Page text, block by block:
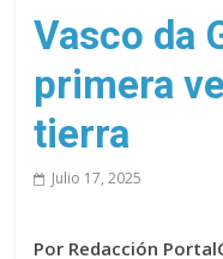
de
cruceros
en
un
solo
Vasco da
primera
tierra
Julio 17, 2025
Por Redacción